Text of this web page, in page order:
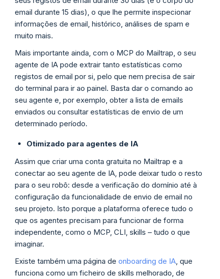
email durante 15 dias), o que lhe permite inspecionar
informações de email, histórico, análises de spam e
muito mais.
Mais importante ainda, com o MCP do Mailtrap, o seu
agente de IA pode extrair tanto estatísticas como
registos de email por si, pelo que nem precisa de sair
do terminal para ir ao painel. Basta dar o comando ao
seu agente e, por exemplo, obter a lista de emails
enviados ou consultar estatísticas de envio de um
determinado período.
Otimizado para agentes de IA
Assim que criar uma conta gratuita no Mailtrap e a
conectar ao seu agente de IA, pode deixar tudo o resto
para o seu robô: desde a verificação do domínio até à
configuração da funcionalidade de envio de email no
seu projeto. Isto porque a plataforma oferece tudo o
que os agentes precisam para funcionar de forma
independente, como o MCP, CLI, skills – tudo o que
imaginar.
Existe também uma página de onboarding de IA, que
funciona como um ficheiro de skills melhorado, de